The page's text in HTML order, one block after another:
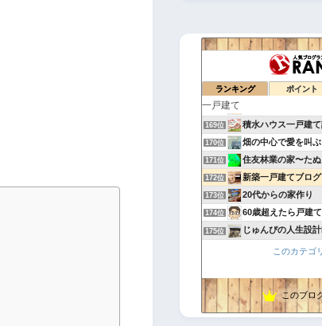
ランキング ポイント
50才で自分の理想
建具バカのマイホ
167位 山梨家づくりラボ
168位
169位 積水ハウス一戸建
170位 畑の中心で愛を叫ぶ
171位 住友林業の家〜た
172位 新築一戸建てブログ
173位 20代からの家作り
174位 60歳超えたら戸建
175位 じゅんぴの人生設
ピノのおうち
178位 我が家に我が家が
179位 暮らしやすさとデザイ
このカテゴ
このブロ